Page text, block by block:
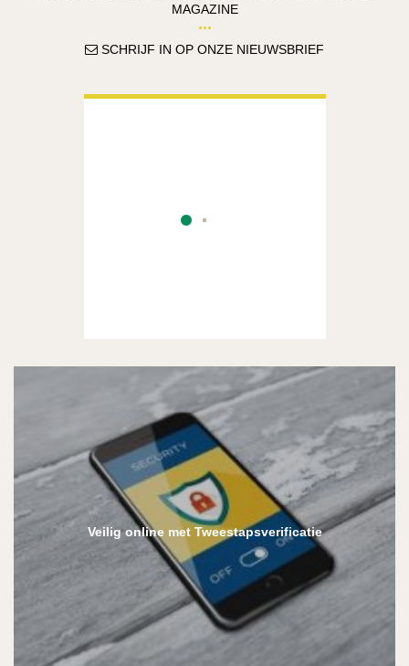
MAGAZINE
SCHRIJF IN OP ONZE NIEUWSBRIEF
Veilig online met Tweestapsverificatie